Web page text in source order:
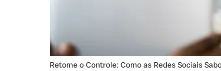
Retome o Controle: Como as Redes Sociais